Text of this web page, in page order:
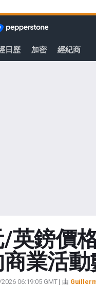
日歷 加密 經紀商
/英鎊價
業活動
06:19:05 GMT| 由